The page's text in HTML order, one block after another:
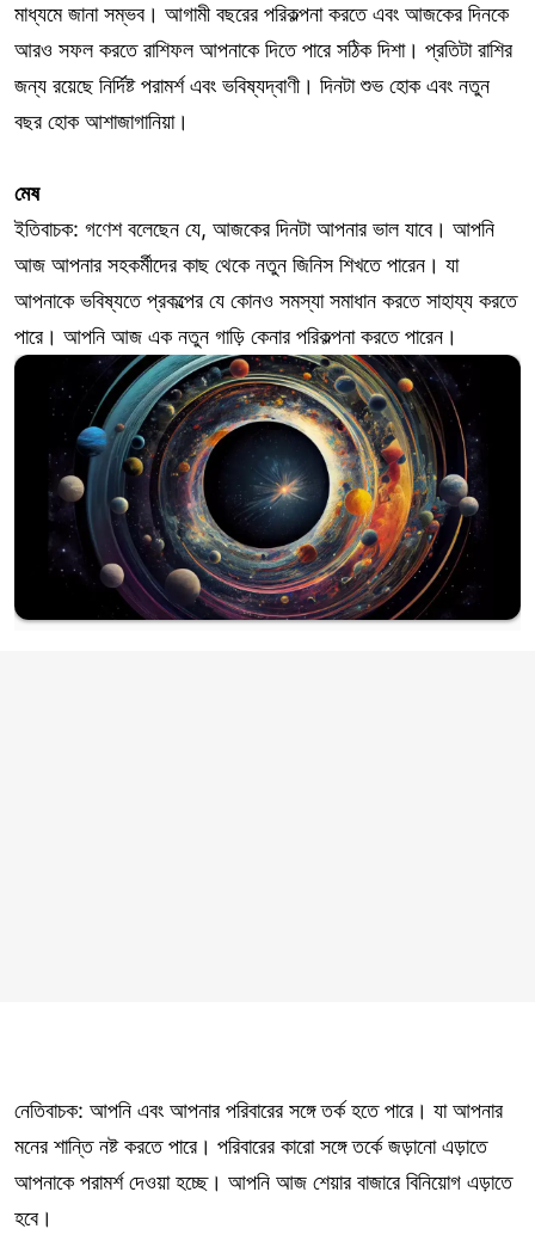
মাধ্যমে জানা সম্ভব। আগামী বছরের পরিকল্পনা করতে এবং আজকের দিনকে
আরও সফল করতে রাশিফল আপনাকে দিতে পারে সঠিক দিশা। প্রতিটা রাশির
জন্য রয়েছে নির্দিষ্ট পরামর্শ এবং ভবিষ্যদ্বাণী। দিনটা শুভ হোক এবং নতুন
বছর হোক আশাজাগানিয়া।
মেষ
ইতিবাচক: গণেশ বলেছেন যে, আজকের দিনটা আপনার ভাল যাবে। আপনি
আজ আপনার সহকর্মীদের কাছ থেকে নতুন জিনিস শিখতে পারেন। যা
আপনাকে ভবিষ্যতে প্রকল্পের যে কোনও সমস্যা সমাধান করতে সাহায্য করতে
পারে। আপনি আজ এক নতুন গাড়ি কেনার পরিকল্পনা করতে পারেন।
নেতিবাচক: আপনি এবং আপনার পরিবারের সঙ্গে তর্ক হতে পারে। যা আপনার
মনের শান্তি নষ্ট করতে পারে। পরিবারের কারো সঙ্গে তর্কে জড়ানো এড়াতে
আপনাকে পরামর্শ দেওয়া হচ্ছে। আপনি আজ শেয়ার বাজারে বিনিয়োগ এড়াতে
হবে।